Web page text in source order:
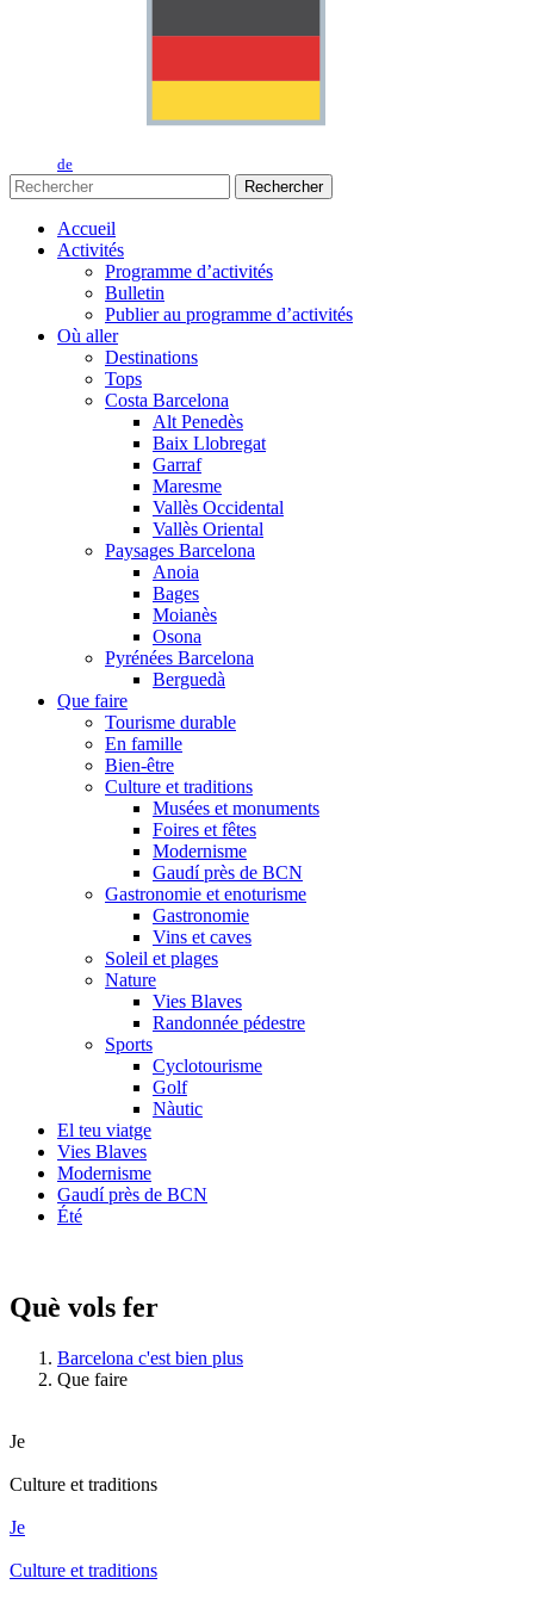
de
Rechercher
Accueil
Activités
Programme d’activités
Bulletin
Publier au programme d’activités
Où aller
Destinations
Tops
Costa Barcelona
Alt Penedès
Baix Llobregat
Garraf
Maresme
Vallès Occidental
Vallès Oriental
Paysages Barcelona
Anoia
Bages
Moianès
Osona
Pyrénées Barcelona
Berguedà
Que faire
Tourisme durable
En famille
Bien-être
Culture et traditions
Musées et monuments
Foires et fêtes
Modernisme
Gaudí près de BCN
Gastronomie et enoturisme
Gastronomie
Vins et caves
Soleil et plages
Nature
Vies Blaves
Randonnée pédestre
Sports
Cyclotourisme
Golf
Nàutic
El teu viatge
Vies Blaves
Modernisme
Gaudí près de BCN
Été
Què vols fer
Barcelona c'est bien plus
Que faire
Je
Culture et traditions
Je
Culture et traditions